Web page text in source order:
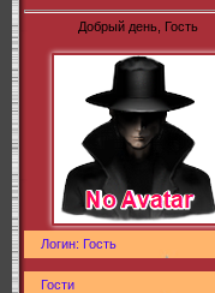
Добрый день, Гость
Логин: Гость
Гости